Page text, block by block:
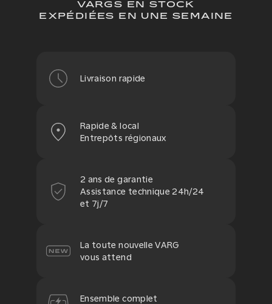
VARGS EN STOCK
EXPÉDIÉES EN UNE SEMAINE
Livraison rapide
Rapide & local
Entrepôts régionaux
2 ans de garantie
Assistance technique 24h/24
et 7j/7
La toute nouvelle VARG
vous attend
Ensemble complet